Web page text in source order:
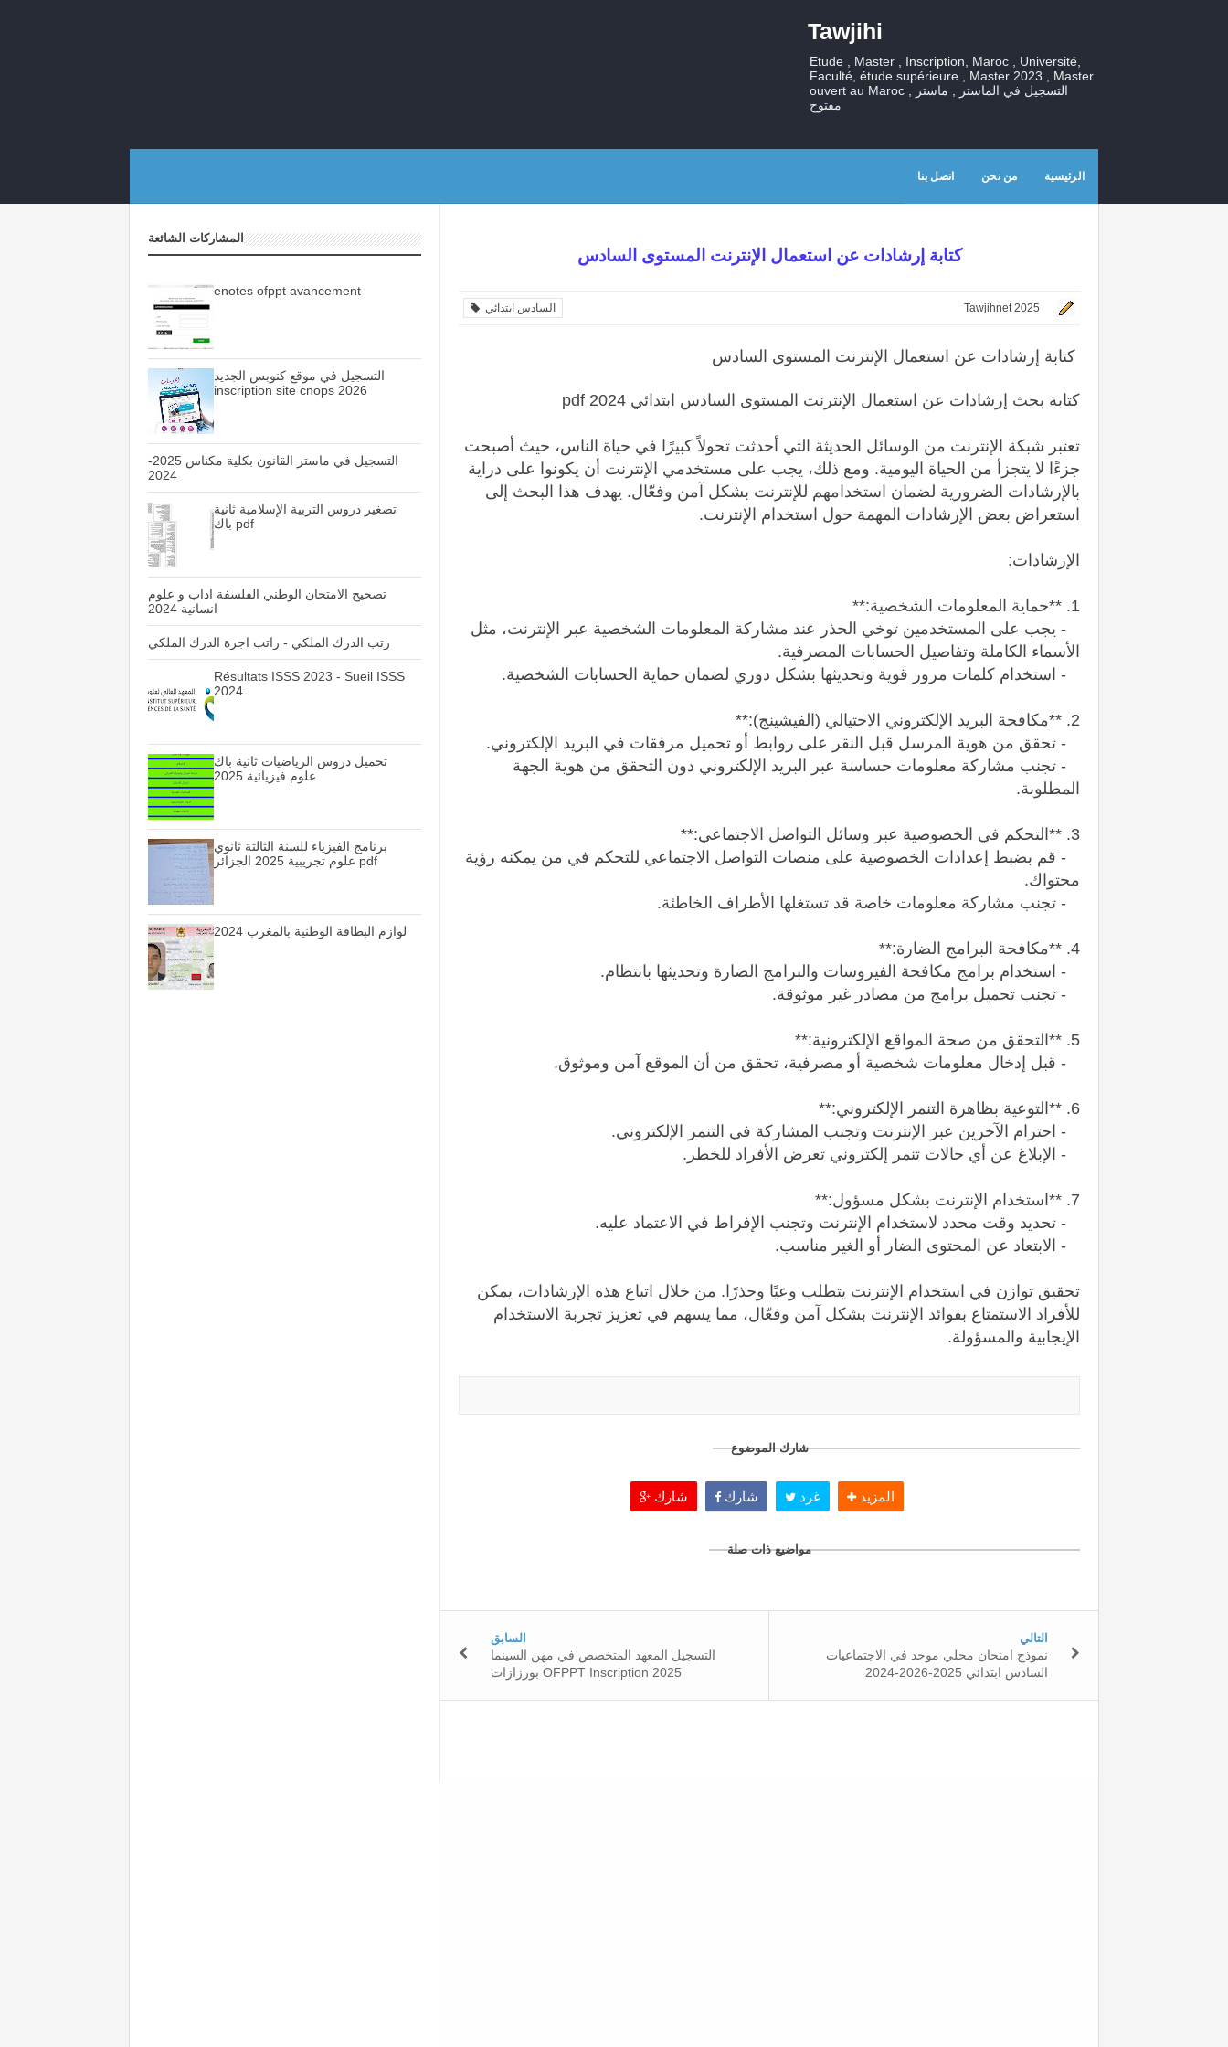
Tawjihi
Etude , Master , Inscription, Maroc , Université,
Faculté, étude supérieure , Master 2023 , Master
ouvert au Maroc , التسجيل في الماستر , ماستر
مفتوح
الرئيسية من نحن اتصل بنا
كتابة إرشادات عن استعمال الإنترنت المستوى السادس
Tawjihnet 2025 السادس ابتدائي
كتابة إرشادات عن استعمال الإنترنت المستوى السادس
كتابة بحث إرشادات عن استعمال الإنترنت المستوى السادس ابتدائي pdf 2024
تعتبر شبكة الإنترنت من الوسائل الحديثة التي أحدثت تحولاً كبيرًا في حياة الناس، حيث أصبحت
جزءًا لا يتجزأ من الحياة اليومية. ومع ذلك، يجب على مستخدمي الإنترنت أن يكونوا على دراية
بالإرشادات الضرورية لضمان استخدامهم للإنترنت بشكل آمن وفعّال. يهدف هذا البحث إلى
استعراض بعض الإرشادات المهمة حول استخدام الإنترنت.
الإرشادات:
1. **حماية المعلومات الشخصية:**
- يجب على المستخدمين توخي الحذر عند مشاركة المعلومات الشخصية عبر الإنترنت، مثل
الأسماء الكاملة وتفاصيل الحسابات المصرفية.
- استخدام كلمات مرور قوية وتحديثها بشكل دوري لضمان حماية الحسابات الشخصية.
2. **مكافحة البريد الإلكتروني الاحتيالي (الفيشينج):**
- تحقق من هوية المرسل قبل النقر على روابط أو تحميل مرفقات في البريد الإلكتروني.
- تجنب مشاركة معلومات حساسة عبر البريد الإلكتروني دون التحقق من هوية الجهة
المطلوبة.
3. **التحكم في الخصوصية عبر وسائل التواصل الاجتماعي:**
- قم بضبط إعدادات الخصوصية على منصات التواصل الاجتماعي للتحكم في من يمكنه رؤية
محتواك.
- تجنب مشاركة معلومات خاصة قد تستغلها الأطراف الخاطئة.
4. **مكافحة البرامج الضارة:**
- استخدام برامج مكافحة الفيروسات والبرامج الضارة وتحديثها بانتظام.
- تجنب تحميل برامج من مصادر غير موثوقة.
5. **التحقق من صحة المواقع الإلكترونية:**
- قبل إدخال معلومات شخصية أو مصرفية، تحقق من أن الموقع آمن وموثوق.
6. **التوعية بظاهرة التنمر الإلكتروني:**
- احترام الآخرين عبر الإنترنت وتجنب المشاركة في التنمر الإلكتروني.
- الإبلاغ عن أي حالات تنمر إلكتروني تعرض الأفراد للخطر.
7. **استخدام الإنترنت بشكل مسؤول:**
- تحديد وقت محدد لاستخدام الإنترنت وتجنب الإفراط في الاعتماد عليه.
- الابتعاد عن المحتوى الضار أو الغير مناسب.
تحقيق توازن في استخدام الإنترنت يتطلب وعيًا وحذرًا. من خلال اتباع هذه الإرشادات، يمكن
للأفراد الاستمتاع بفوائد الإنترنت بشكل آمن وفعّال، مما يسهم في تعزيز تجربة الاستخدام
الإيجابية والمسؤولة.
شارك الموضوع
شارك شارك غرد المزيد
مواضيع ذات صلة
التالي
نموذج امتحان محلي موحد في الاجتماعيات
السادس ابتدائي 2025-2026-2024
السابق
التسجيل المعهد المتخصص في مهن السينما
بورزازات OFPPT Inscription 2025
المشاركات الشائعة
enotes ofppt avancement
التسجيل في موقع كنوبس الجديد
inscription site cnops 2026
التسجيل في ماستر القانون بكلية مكناس 2025-
2024
تصغير دروس التربية الإسلامية ثانية
باك pdf
تصحيح الامتحان الوطني الفلسفة اداب و علوم
انسانية 2024
رتب الدرك الملكي - راتب اجرة الدرك الملكي
Résultats ISSS 2023 - Sueil ISSS
2024
تحميل دروس الرياضيات ثانية باك
علوم فيزيائية 2025
برنامج الفيزياء للسنة الثالثة ثانوي
علوم تجريبية 2025 الجزائر pdf
لوازم البطاقة الوطنية بالمغرب 2024